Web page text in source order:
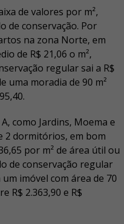
de valores por m²,
de conservação. Por
na zona Norte, em
de R$ 21,06 o m²,
regular sai a R$
uma moradia de 90 m²
como Jardins, Moema e
2 dormitórios, em bom
por m² de área útil ou
de conservação regular
um imóvel com área de 70
R$ 2.363,90 e R$